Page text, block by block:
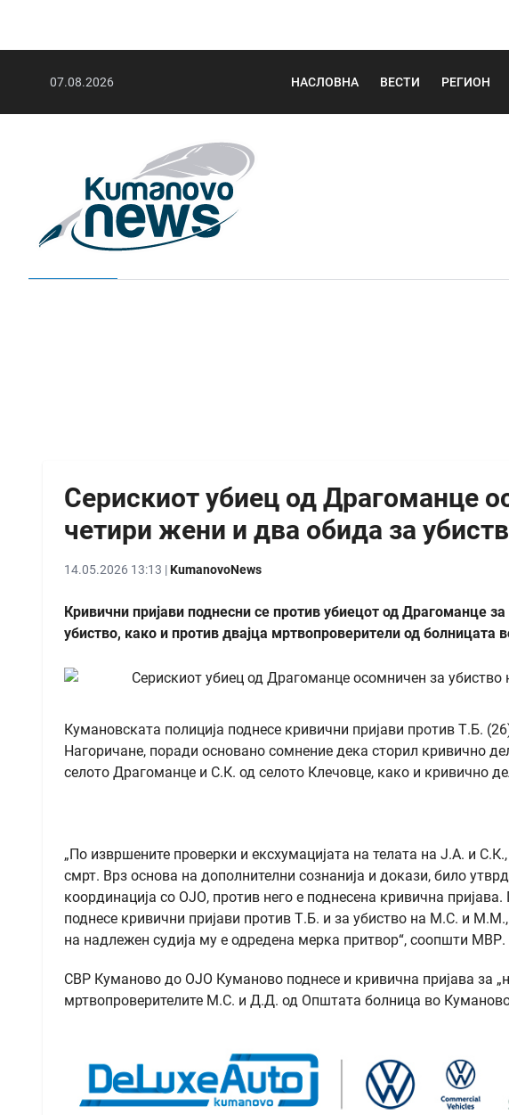
07.08.2026 НАСЛОВНА ВЕСТИ РЕГИОН
Серискиот убиец од Драгоманце
четири жени и два обида за
14.05.2026 13:13 |KumanovoNews
Кривични пријави поднесни се против убиецот од Драгоманце
убиство, како и против двајца мртвопроверители од болницата
Кумановската полиција поднесе кривични пријави против Т.Б.
Нагоричане, поради основано сомнение дека сторил кривично
селото Драгоманце и С.К. од селото Клечовце, како и кривично
„По извршените проверки и ексхумацијата на телата на Ј.А. и
смрт. Врз основа на дополнителни сознанија и докази, било
координација со ОЈО, против него е поднесена кривична
поднесе кривични пријави против Т.Б. и за убиство на М.С. и
на надлежен судија му е одредена мерка притвор“, соопшти МВР.
СВР Куманово до ОЈО Куманово поднесе и кривична пријава за
мртвопроверителите М.С. и Д.Д. од Општата болница во